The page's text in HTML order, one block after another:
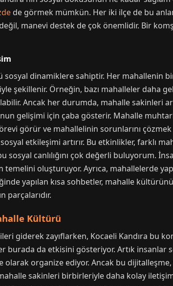
de görmek mümkün. Her iki ilçe de bu
manevi destek de çok önemlidir. Bir
sosyal dinamiklere sahiptir. Her mahallenin
şekillenir. Örneğin, bazı mahalleler daha
Ancak her durumda, mahalle sakinleri
gelişimi için çaba gösterir. Mahalle
görür ve mahallelinin sorunlarını çözmek
etkileşimi artırır. Bu etkinlikler, farklı
sosyal canlılığını çok değerli buluyorum.
temelini oluşturuyor. Ayrıca, mahallelerde
yapılan kısa sohbetler, mahalle
parçalarıdır.
Kültürü
giderek zayıflarken, Kocaeli Kandıra bu
burada da etkisini gösteriyor. Artık insanlar
organize ediyor. Ancak bu
sakinleri birbirleriyle daha kolay